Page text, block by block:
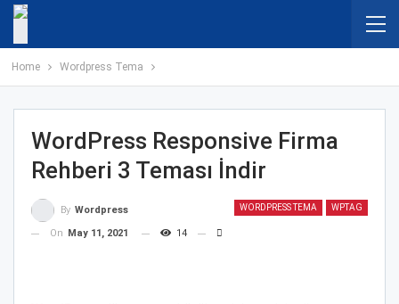
Home Wordpress Tema
WordPress Responsive Firma
Rehberi 3 Teması İndir
WORDPRESS TEMA WPTAG
By Wordpress
On
May 11, 2021 14